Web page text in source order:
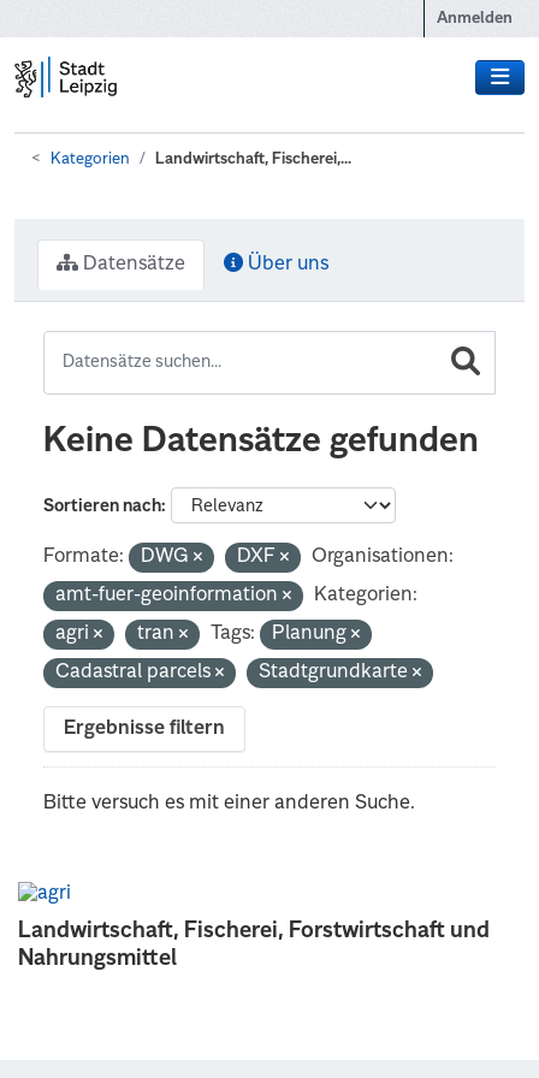
Anmelden
Kategorien Landwirtschaft, Fischerei,...
Landwirtschaft, Fischerei, Forstwirtschaft und
Nahrungsmittel
Datensätze Über uns
Keine Datensätze gefunden
Sortieren nach
Formate: DWG DXF
Organisationen:
amt-fuer-geoinformation
Kategorien:
agri
tran Tags:
Planung
Cadastral parcels
Stadtgrundkarte
Ergebnisse filtern
Bitte versuch es mit einer anderen Suche.